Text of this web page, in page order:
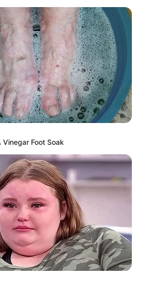
(foto: pinterest)
cukup keren, dan itulah mengapa
ikon mode, memilih potongan rambut
yang cukup lucu, short pixie juga
potongan ini, maka kamu akan terlihat
menambah kesan keren,
selera, baik warna terang maupun gelap.
Foot Soak